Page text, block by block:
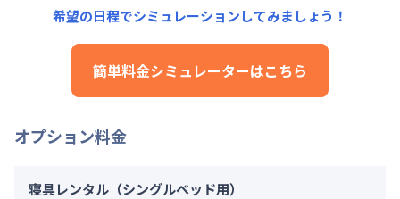
その他費用詳細料金
初期費用詳細料金
契約事務手数料：5,000円/回（税抜）
希望の日程でシミュレーションしてみましょう！
簡単料金シミュレーターはこちら
オプション料金
寝具レンタル（シングルベッド用）